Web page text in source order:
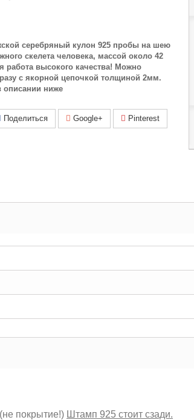
серебряный кулон 925 пробы на шею
скелета человека, массой около 42
работа высокого качества! Можно
с якорной цепочкой толщиной 2мм.
описании ниже
Поделиться Google+ Pinterest
покрытие!) Штамп 925 стоит сзади.